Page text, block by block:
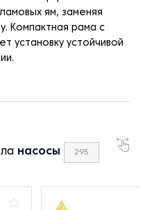
ям, заменяя
Компактная рама с
установку устойчивой
насосы 295